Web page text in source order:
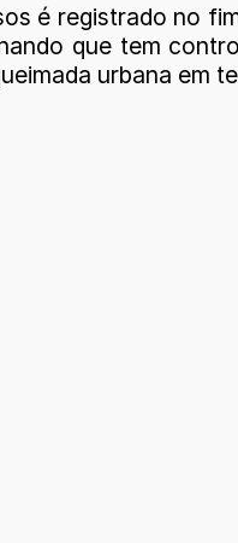
é registrado no
que tem
urbana em